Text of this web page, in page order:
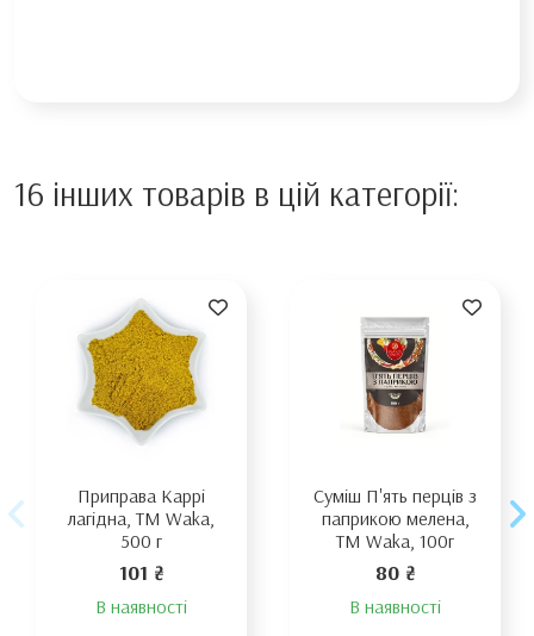
16 інших товарів в цій категорії:
Приправа Каррі
лагідна, ТМ Waka,
500 г
101 ₴
В наявності
Суміш П'ять перців з
паприкою мелена,
TM Waka, 100г
80 ₴
В наявності